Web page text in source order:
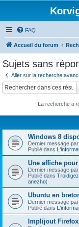
FAQ
Accueil du forum
Sujets sans
Aller sur la recherche
La recherche a
Windows 8
Dernier message par
Publié dans
Une affiche
Dernier message par
Publié dans
anezho)
Ubuntu en
Dernier message par
Publié dans
Implijout